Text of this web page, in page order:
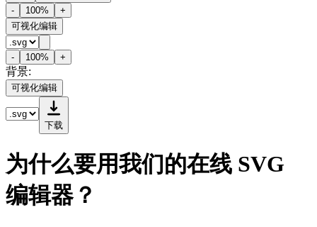
-
100%
+
可视化编辑
- 100% +
背景:
可视化编辑
下载
为什么要用我们的在线 SVG
编辑器？